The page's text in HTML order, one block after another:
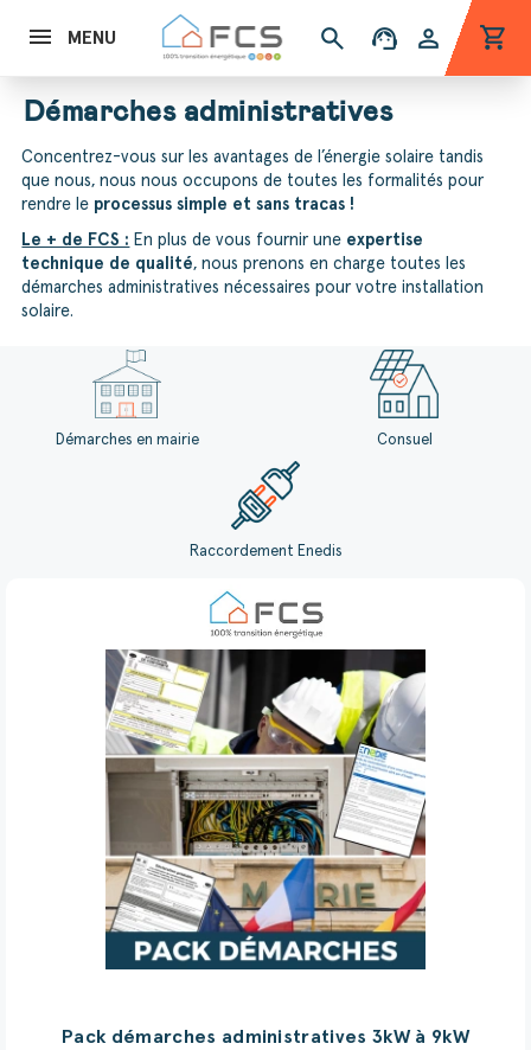
MENU search support_agent person shopping_cart
Démarches administratives
Concentrez-vous sur les avantages de l’énergie solaire tandis
que nous, nous nous occupons de toutes les formalités pour
rendre le processus simple et sans tracas !
Le + de FCS : En plus de vous fournir une expertise
technique de qualité, nous prenons en charge toutes les
démarches administratives nécessaires pour votre installation
solaire.
Démarches en mairie Consuel
Raccordement Enedis
Pack démarches administratives 3kW à 9kW